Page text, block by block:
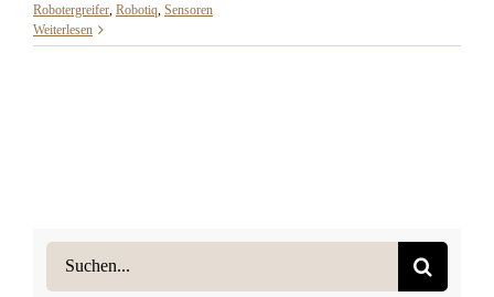
Robotergreifer, Robotiq, Sensoren
Weiterlesen
Suche
nach: